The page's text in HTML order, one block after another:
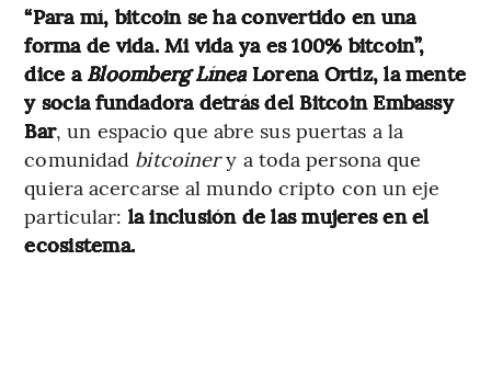
“Para mí, bitcoin se ha convertido en una
forma de vida. Mi vida ya es 100% bitcoin”,
dice a Bloomberg Línea Lorena Ortiz, la mente
y socia fundadora detrás del Bitcoin Embassy
Bar, un espacio que abre sus puertas a la
comunidad bitcoinery a toda persona que
quiera acercarse al mundo cripto con un eje
particular: la inclusión de las mujeres en el
ecosistema.